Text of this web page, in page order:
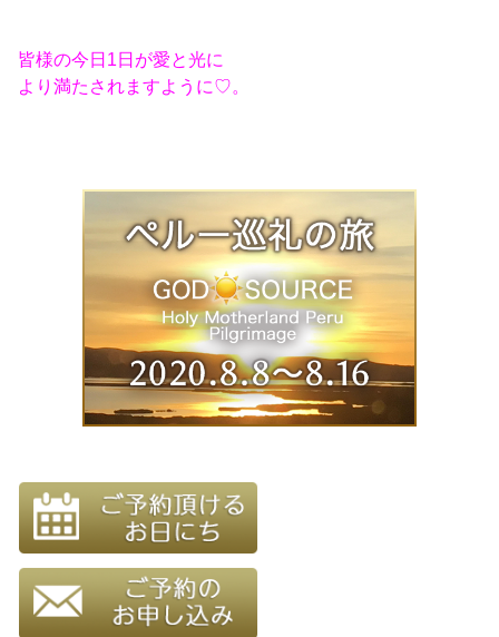
皆様の今日1日が愛と光に
より満たされますように♡。